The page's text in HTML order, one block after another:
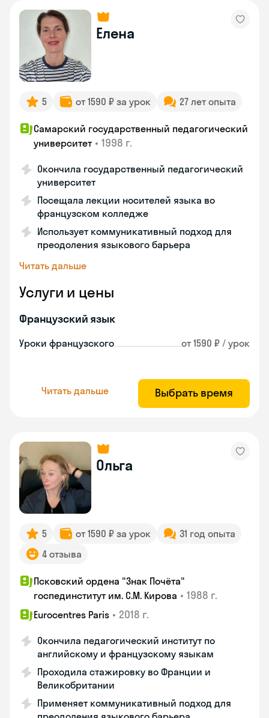
Елена
5 от 1590 ₽ за урок 27 лет опыта
Самарский государственный педагогический
университет • 1998 г.
Окончила государственный педагогический
университет
Посещала лекции носителей языка во
французском колледже
Использует коммуникативный подход для
преодоления языкового барьера
Читать дальше
Услуги и цены
Французский язык
Уроки французского от 1590 ₽ / урок
Читать дальше Выбрать время
Ольга
5 от 1590 ₽ за урок
31 год опыта
4 отзыва
Псковский ордена "Знак Почёта"
госпединститут им. С.М. Кирова • 1988 г.
Eurocentres Paris • 2018 г.
Окончила педагогический институт по
английскому и французскому языкам
Проходила стажировку во Франции и
Великобритании
Применяет коммуникативный подход для